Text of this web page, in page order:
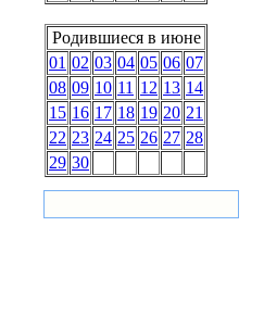
Родившиеся в июне
01 02 03 04 05 06 07
08 09 10 11 12 13 14
15 16 17 18 19 20 21
22 23 24 25 26 27 28
29 30